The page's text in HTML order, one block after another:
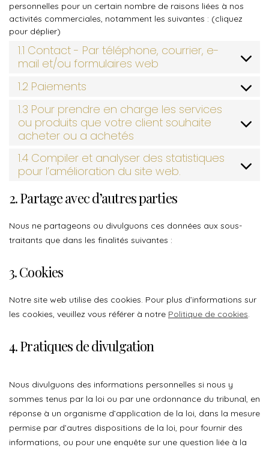
personnelles pour un certain nombre de raisons liées à nos
activités commerciales, notamment les suivantes : (cliquez
pour déplier)
1.1 Contact - Par téléphone, courrier, e-
mail et/ou formulaires web
1.2 Paiements
1.3 Pour prendre en charge les services
ou produits que votre client souhaite
acheter ou a achetés
1.4 Compiler et analyser des statistiques
pour l’amélioration du site web.
2. Partage avec d’autres parties
Nous ne partageons ou divulguons ces données aux sous-
traitants que dans les finalités suivantes :
3. Cookies
Notre site web utilise des cookies. Pour plus d’informations sur
les cookies, veuillez vous référer à notre Politique de cookies.
4. Pratiques de divulgation
Nous divulguons des informations personnelles si nous y
sommes tenus par la loi ou par une ordonnance du tribunal, en
réponse à un organisme d’application de la loi, dans la mesure
permise par d’autres dispositions de la loi, pour fournir des
informations, ou pour une enquête sur une question liée à la